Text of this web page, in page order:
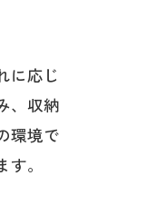
に応じ
、収納
環境で
。